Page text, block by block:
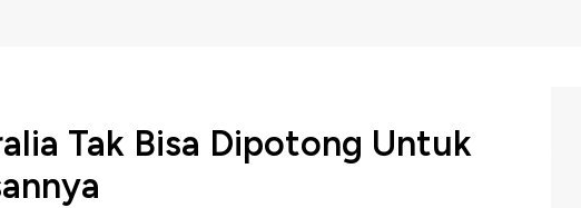
Tak Bisa Dipotong Untuk